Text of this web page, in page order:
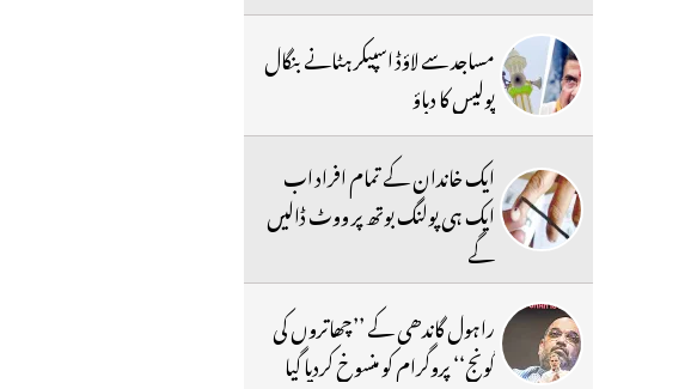
مساجد سے لاؤڈ اسپیکر ہٹانے بنگال
پولیس کا دباؤ
ایک خاندان کے تمام افراد اب
ایک ہی پولنگ بوتھ پر ووٹ ڈالیں
گے
راہول گاندھی کے ’’چھاتروں کی
گونج‘‘ پروگرام کو منسوخ کردیا گیا